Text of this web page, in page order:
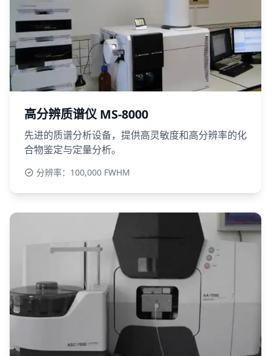
高分辨质谱仪 MS-8000
先进的质谱分析设备，提供高灵敏度和高分辨率的化
合物鉴定与定量分析。
分辨率：100,000 FWHM